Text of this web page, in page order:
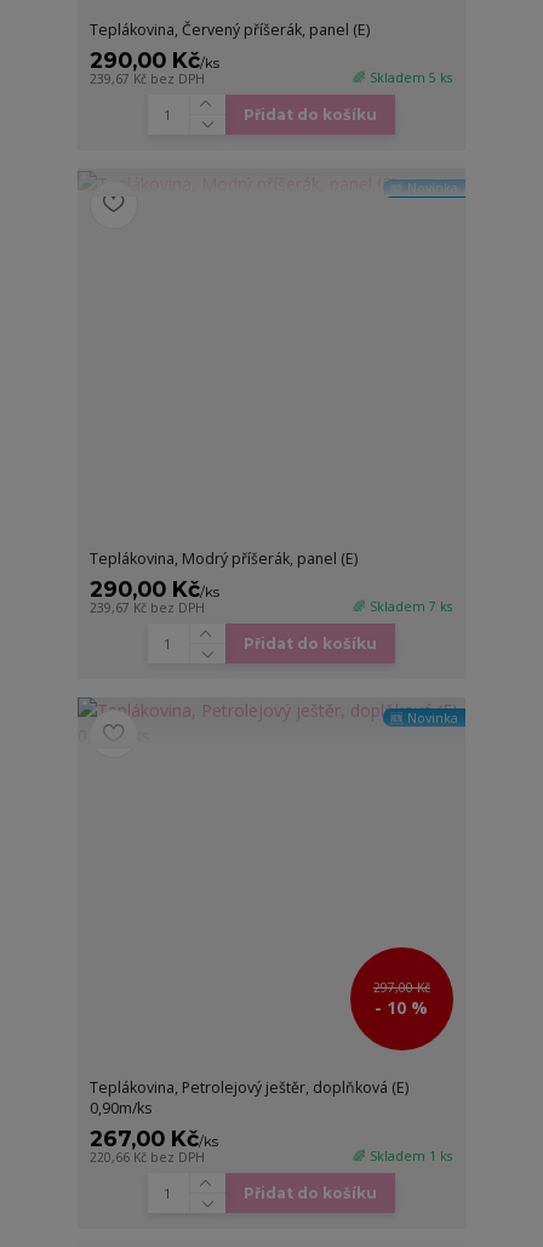
Teplákovina, Červený příšerák, panel (E)
290,00 Kč/ks
239,67 Kč bez DPH 🌈 Skladem 5 ks
Přidat do košíku
🆕 Novinka
Teplákovina, Modrý příšerák, panel (E)
290,00 Kč/ks
239,67 Kč bez DPH 🌈 Skladem 7 ks
Přidat do košíku
🆕 Novinka
297,00 Kč
- 10 %
Teplákovina, Petrolejový ještěr, doplňková (E)
0,90m/ks
267,00 Kč/ks
220,66 Kč bez DPH 🌈 Skladem 1 ks
Přidat do košíku